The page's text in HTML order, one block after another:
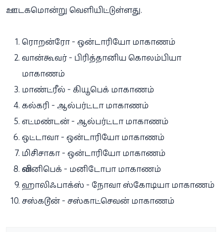
ஊடகமொன்று வெளியிட்டுள்ளது.
ரொறன்ரோ - ஒன்டாரியோ மாகாணம்
வான்கூவர் - பிரித்தானிய கொலம்பியா
மாகாணம்
மாண்ட்ரீல் - கியூபெக் மாகாணம்
கல்கரி - ஆல்பர்ட்டா மாகாணம்
எட்மண்டன் - ஆல்பர்ட்டா மாகாணம்
ஒட்டாவா - ஒன்டாரியோ மாகாணம்
மிசிசாகா - ஒன்டாரியோ மாகாணம்
வின்னிபெக் - மனிடோபா மாகாணம்
ஹாலிஃபாக்ஸ் - நோவா ஸ்கோடியா மாகாணம்
சஸ்கடூன் - சஸ்காட்செவன் மாகாணம்